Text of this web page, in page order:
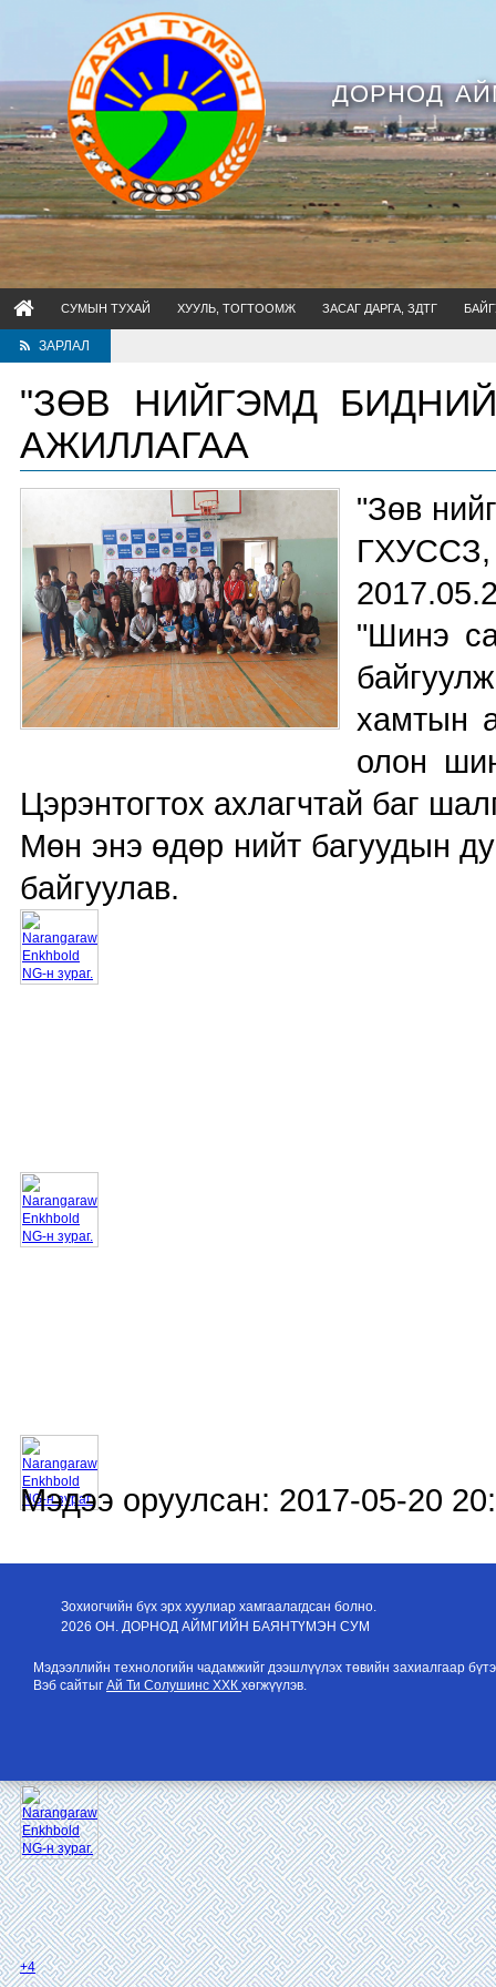
ДОРНОД
СУМЫН ТУХАЙ ХУУЛЬ, ТОГТООМЖ ЗАСАГ ДАРГА, ЗДТГ
ЗАРЛАЛ
"ЗӨВ НИЙГЭМД
АЖИЛЛАГАА
"Зөв
"Шинэ
хамтын
олон
Цэрэнтогтох ахлагчтай баг
Мөн энэ өдөр нийт багуудын
байгуулав.
+4
Мэдээ оруулсан: 2017-05-20
Зохиогчийн бүх эрх хуулиар хамгаалагдсан болно.
2026 ОН. ДОРНОД АЙМГИЙН БАЯНТҮМЭН СУМ
Мэдээллийн технологийн чадамжийг дээшлүүлэх төвийн захиалгаар
Вэб сайтыг Ай Ти Солушинс ХХК хөгжүүлэв.